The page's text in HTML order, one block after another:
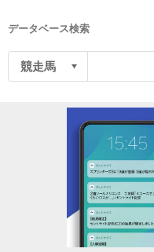
データベース検索